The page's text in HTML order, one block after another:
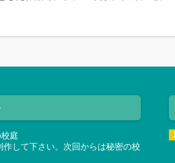
庭
作して下さい。次回からは秘密の校